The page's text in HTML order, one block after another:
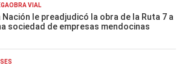
VIAL
Nación le preadjudicó la obra de la Ruta 7 a
sociedad de empresas mendocinas